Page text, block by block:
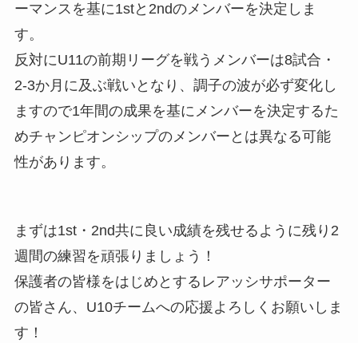
ーマンスを基に1stと2ndのメンバーを決定しま
す。
反対にU11の前期リーグを戦うメンバーは8試合・
2-3か月に及ぶ戦いとなり、調子の波が必ず変化し
ますので1年間の成果を基にメンバーを決定するた
めチャンピオンシップのメンバーとは異なる可能
性があります。
まずは1st・2nd共に良い成績を残せるように残り2
週間の練習を頑張りましょう！
保護者の皆様をはじめとするレアッシサポーター
の皆さん、U10チームへの応援よろしくお願いしま
す！